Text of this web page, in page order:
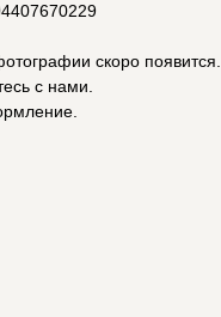
скоро появится.
с нами.